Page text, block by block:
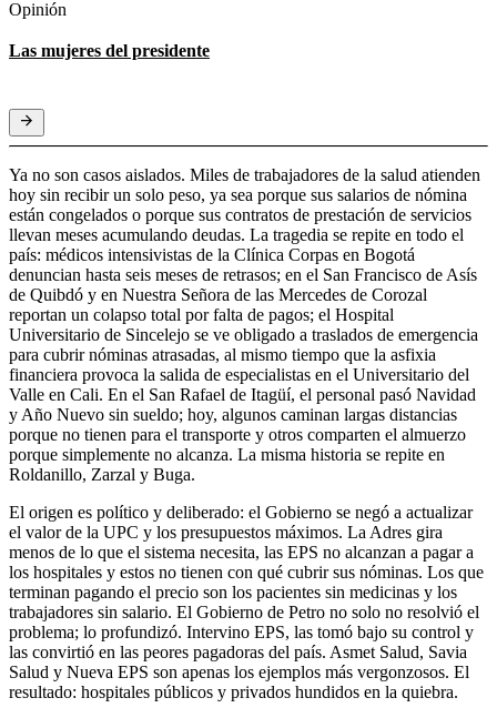
Opinión
Las mujeres del presidente
Ya no son casos aislados. Miles de trabajadores de la salud atienden
hoy sin recibir un solo peso, ya sea porque sus salarios de nómina
están congelados o porque sus contratos de prestación de servicios
llevan meses acumulando deudas. La tragedia se repite en todo el
país: médicos intensivistas de la Clínica Corpas en Bogotá
denuncian hasta seis meses de retrasos; en el San Francisco de Asís
de Quibdó y en Nuestra Señora de las Mercedes de Corozal
reportan un colapso total por falta de pagos; el Hospital
Universitario de Sincelejo se ve obligado a traslados de emergencia
para cubrir nóminas atrasadas, al mismo tiempo que la asfixia
financiera provoca la salida de especialistas en el Universitario del
Valle en Cali. En el San Rafael de Itagüí, el personal pasó Navidad
y Año Nuevo sin sueldo; hoy, algunos caminan largas distancias
porque no tienen para el transporte y otros comparten el almuerzo
porque simplemente no alcanza. La misma historia se repite en
Roldanillo, Zarzal y Buga.
El origen es político y deliberado: el Gobierno se negó a actualizar
el valor de la UPC y los presupuestos máximos. La Adres gira
menos de lo que el sistema necesita, las EPS no alcanzan a pagar a
los hospitales y estos no tienen con qué cubrir sus nóminas. Los que
terminan pagando el precio son los pacientes sin medicinas y los
trabajadores sin salario. El Gobierno de Petro no solo no resolvió el
problema; lo profundizó. Intervino EPS, las tomó bajo su control y
las convirtió en las peores pagadoras del país. Asmet Salud, Savia
Salud y Nueva EPS son apenas los ejemplos más vergonzosos. El
resultado: hospitales públicos y privados hundidos en la quiebra.​​​​​​​​​​​​​​​​